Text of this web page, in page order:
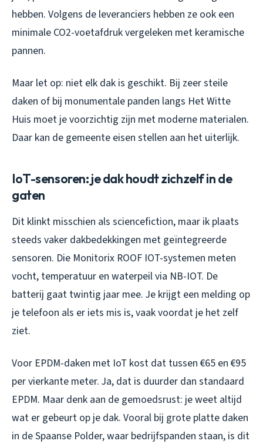
hebben. Volgens de leveranciers hebben ze ook een
minimale CO2-voetafdruk vergeleken met keramische
pannen.
Maar let op: niet elk dak is geschikt. Bij zeer steile
daken of bij monumentale panden langs Het Witte
Huis moet je voorzichtig zijn met moderne materialen.
Daar kan de gemeente eisen stellen aan het uiterlijk.
IoT-sensoren: je dak houdt zichzelf in de
gaten
Dit klinkt misschien als sciencefiction, maar ik plaats
steeds vaker dakbedekkingen met geïntegreerde
sensoren. Die Monitorix ROOF IOT-systemen meten
vocht, temperatuur en waterpeil via NB-IOT. De
batterij gaat twintig jaar mee. Je krijgt een melding op
je telefoon als er iets mis is, vaak voordat je het zelf
ziet.
Voor EPDM-daken met IoT kost dat tussen €65 en €95
per vierkante meter. Ja, dat is duurder dan standaard
EPDM. Maar denk aan de gemoedsrust: je weet altijd
wat er gebeurt op je dak. Vooral bij grote platte daken
in de Spaanse Polder, waar bedrijfspanden staan, is dit